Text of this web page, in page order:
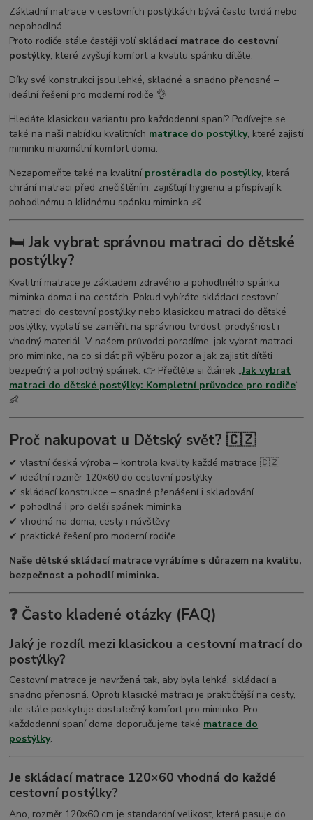
Základní matrace v cestovních postýlkách bývá často tvrdá nebo
nepohodlná.
Proto rodiče stále častěji volí skládací matrace do cestovní
postýlky, které zvyšují komfort a kvalitu spánku dítěte.
Díky své konstrukci jsou lehké, skladné a snadno přenosné –
ideální řešení pro moderní rodiče 👌
Hledáte klasickou variantu pro každodenní spaní? Podívejte se
také na naši nabídku kvalitních matrace do postýlky, které zajistí
miminku maximální komfort doma.
Nezapomeňte také na kvalitní prostěradla do postýlky, která
chrání matraci před znečištěním, zajišťují hygienu a přispívají k
pohodlnému a klidnému spánku miminka 👶
🛏️ Jak vybrat správnou matraci do dětské
postýlky?
Kvalitní matrace je základem zdravého a pohodlného spánku
miminka doma i na cestách. Pokud vybíráte skládací cestovní
matraci do cestovní postýlky nebo klasickou matraci do dětské
postýlky, vyplatí se zaměřit na správnou tvrdost, prodyšnost i
vhodný materiál. V našem průvodci poradíme, jak vybrat matraci
pro miminko, na co si dát při výběru pozor a jak zajistit dítěti
bezpečný a pohodlný spánek. 👉 Přečtěte si článek „Jak vybrat
matraci do dětské postýlky: Kompletní průvodce pro rodiče“
👶
Proč nakupovat u Dětský svět? 🇨🇿
✔ vlastní česká výroba – kontrola kvality každé matrace 🇨🇿
✔ ideální rozměr 120×60 do cestovní postýlky
✔ skládací konstrukce – snadné přenášení i skladování
✔ pohodlná i pro delší spánek miminka
✔ vhodná na doma, cesty i návštěvy
✔ praktické řešení pro moderní rodiče
Naše dětské skládací matrace vyrábíme s důrazem na kvalitu,
bezpečnost a pohodlí miminka.
❓ Často kladené otázky (FAQ)
Jaký je rozdíl mezi klasickou a cestovní matrací do
postýlky?
Cestovní matrace je navržená tak, aby byla lehká, skládací a
snadno přenosná. Oproti klasické matraci je praktičtější na cesty,
ale stále poskytuje dostatečný komfort pro miminko. Pro
každodenní spaní doma doporučujeme také matrace do
postýlky.
Je skládací matrace 120×60 vhodná do každé
cestovní postýlky?
Ano, rozměr 120×60 cm je standardní velikost, která pasuje do